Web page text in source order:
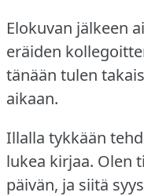
Elokuvan jälkeen
eräiden
tänään tulen
aikaan.
Illalla tykkään
lukea kirjaa. Olen
päivän, ja siitä